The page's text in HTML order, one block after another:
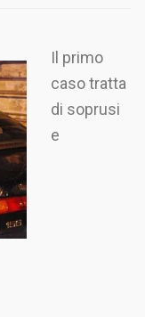
Il primo
caso tratta
di soprusi
e